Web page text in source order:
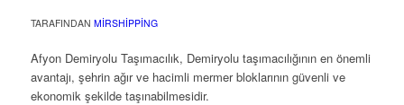
TARAFINDAN MIRSHIPPING
Afyon Demiryolu Taşımacılık, Demiryolu taşımacılığının en önemli
avantajı, şehrin ağır ve hacimli mermer bloklarının güvenli ve
ekonomik şekilde taşınabilmesidir.